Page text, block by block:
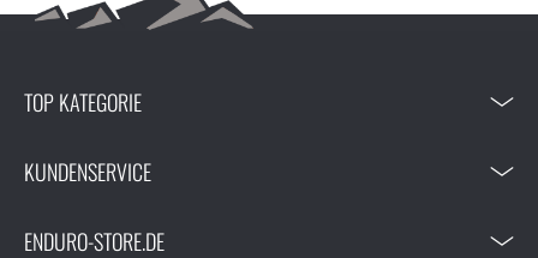
TOP KATEGORIE
KUNDENSERVICE
ENDURO-STORE.DE